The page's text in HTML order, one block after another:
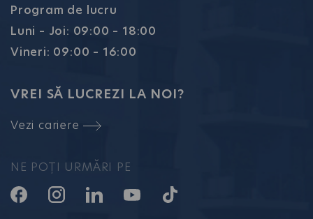
Program de lucru
Luni – Joi: 09:00 – 18:00
Vineri: 09:00 – 16:00
VREI SĂ LUCREZI LA NOI?
Vezi cariere
NE POȚI URMĂRI PE